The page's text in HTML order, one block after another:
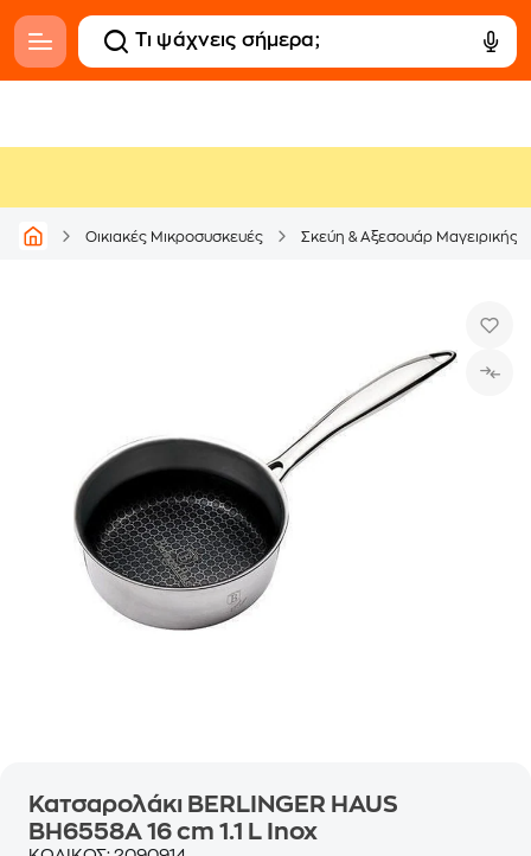
Οικιακές Μικροσυσκευές Σκεύη & Αξεσουάρ Μαγειρικής
Κατσαρολάκι BERLINGER HAUS
BH6558A 16 cm 1.1 L Inox